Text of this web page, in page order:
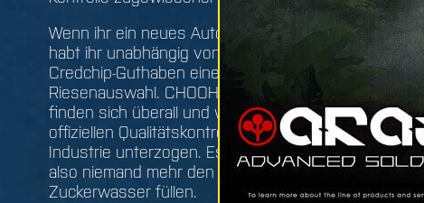
Wenn ihr ein neues Auto kaufen wollt,
habt ihr unabhängig von eurem
Credchip-Guthaben eine
Riesenauswahl. CHOOH2-Stationen
finden sich überall und werden nun
offiziellen Qualitätskontrollen der
Industrie unterzogen. Es wird euch
also niemand mehr den Tank mit
Zuckerwasser füllen.
Netz